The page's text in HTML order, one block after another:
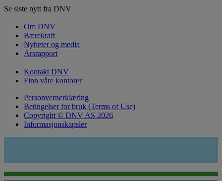
Se siste nytt fra DNV
Om DNV
Bærekraft
Nyheter og media
Årsrapport
Kontakt DNV
Finn våre kontorer
Personvernerklæring
Betingelser for bruk (Terms of Use)
Copyright © DNV AS 2026
Informasjonskapsler